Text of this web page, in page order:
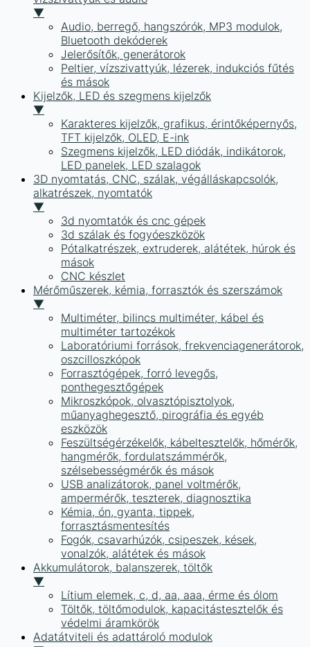
▼
Audio, berregő, hangszórók, MP3 modulok,
Bluetooth dekóderek
Jelerősítők, generátorok
Peltier, vízszivattyúk, lézerek, indukciós fűtés
és mások
Kijelzők, LED és szegmens kijelzők
▼
Karakteres kijelzők, grafikus, érintőképernyős,
TFT kijelzők, OLED, E-ink
Szegmens kijelzők, LED diódák, indikátorok,
LED panelek, LED szalagok
3D nyomtatás, CNC, szálak, végálláskapcsolók,
alkatrészek, nyomtatók
▼
3d nyomtatók és cnc gépek
3d szálak és fogyóeszközök
Pótalkatrészek, extruderek, alátétek, húrok és
mások
CNC készlet
Mérőműszerek, kémia, forrasztók és szerszámok
▼
Multiméter, bilincs multiméter, kábel és
multiméter tartozékok
Laboratóriumi források, frekvenciagenerátorok,
oszcilloszkópok
Forrasztógépek, forró levegős,
ponthegesztőgépek
Mikroszkópok, olvasztópisztolyok,
műanyaghegesztő, pirográfia és egyéb
eszközök
Feszültségérzékelők, kábeltesztelők, hőmérők,
hangmérők, fordulatszámmérők,
szélsebességmérők és mások
USB analizátorok, panel voltmérők,
ampermérők, teszterek, diagnosztika
Kémia, ón, gyanta, tippek,
forrasztásmentesítés
Fogók, csavarhúzók, csipeszek, kések,
vonalzók, alátétek és mások
Akkumulátorok, balanszerek, töltők
▼
Lítium elemek, c, d, aa, aaa, érme és ólom
Töltők, töltőmodulok, kapacitástesztelők és
védelmi áramkörök
Adatátviteli és adattároló modulok